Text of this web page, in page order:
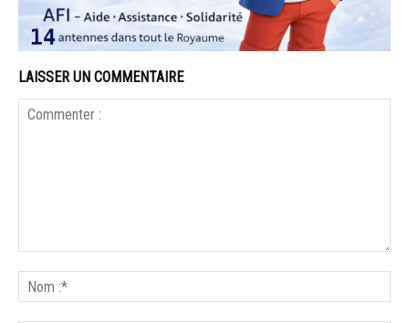
LAISSER UN COMMENTAIRE